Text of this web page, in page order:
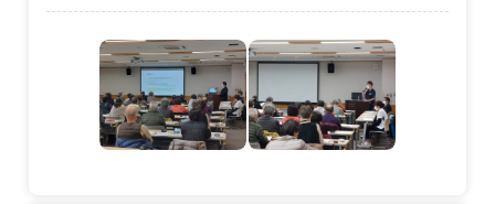
当日は70人以上の市民が参加。多くの人が熱
心にメモを取る様子から認知症への関心の高さ
を感じました。
併せて脳卒中看護認定看護師の高山知基HCU
統括課長が2024年に開設した脳卒中相談支援窓